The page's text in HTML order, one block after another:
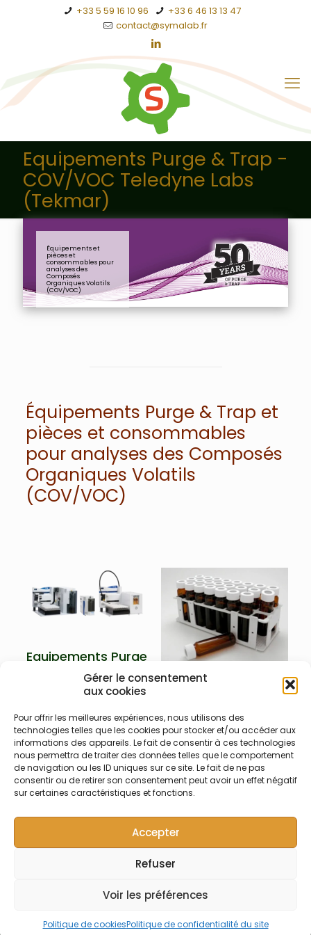
Gérer le consentement
aux cookies
Pour offrir les meilleures expériences, nous utilisons des
technologies telles que les cookies pour stocker et/ou accéder aux
informations des appareils. Le fait de consentir à ces technologies
nous permettra de traiter des données telles que le comportement
de navigation ou les ID uniques sur ce site. Le fait de ne pas
consentir ou de retirer son consentement peut avoir un effet négatif
sur certaines caractéristiques et fonctions.
Accepter
Refuser
Voir les préférences
Politique de cookiesPolitique de confidentialité du site
+33 5 59 16 10 96
+33 6 46 13 13 47
contact@symalab.fr
Equipements Purge & Trap -
COV/VOC Teledyne Labs
(Tekmar)
Équipements et
pièces et
consommables pour
analyses des
Composés
Organiques Volatils
(COV/VOC)
Équipements Purge & Trap et
pièces et consommables
pour analyses des Composés
Organiques Volatils
(COV/VOC)
Equipements Purge
& Trap COV/VOC
(5)
consommables
pour COV/VOC
Atom X, Atom XYZ
(10)